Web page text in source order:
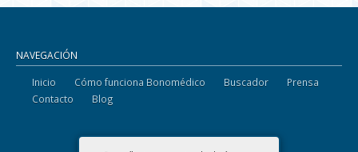
NAVEGACIÓN
Inicio Cómo funciona Bonomédico Buscador
Prensa
Contacto
Blog